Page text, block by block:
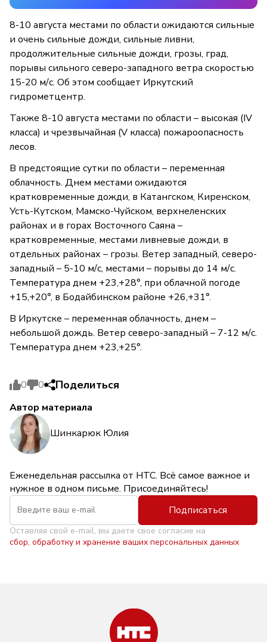
8-10 августа местами по области ожидаются сильные
и очень сильные дожди, сильные ливни,
продолжительные сильные дожди, грозы, град,
порывы сильного северо-западного ветра скоростью
15-20 м/с. Об этом сообщает Иркутский
гидрометцентр.
Также 8-10 августа местами по области – высокая (IV
класса) и чрезвычайная (V класса) пожароопасность
лесов.
В предстоящие сутки по области – переменная
облачность. Днем местами ожидаются
кратковременные дожди, в Катангском, Киренском,
Усть-Кутском, Мамско-Чуйском, верхнеленских
районах и в горах Восточного Саяна –
кратковременные, местами ливневые дожди, в
отдельных районах – грозы. Ветер западный, северо-
западный – 5-10 м/с, местами – порывы до 14 м/с.
Температура днем +23,+28°, при облачной погоде
+15,+20°, в Бодайбинском районе +26,+31°.
В Иркутске – переменная облачность, днем –
небольшой дождь. Ветер северо-западный – 7-12 м/с.
Температура днем +23,+25°.
0 0 Поделиться
Автор материала
Шинкарюк Юлия
Еженедельная рассылка от НТС. Всё самое важное и
нужное в одном письме. Присоединяйтесь!
Подписаться
Оставляя свой e-mail, вы даете свое согласие на
сбор, обработку и хранение ваших персональных данных